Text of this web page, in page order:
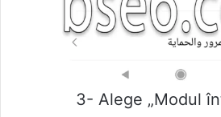
3- Alege „Modul